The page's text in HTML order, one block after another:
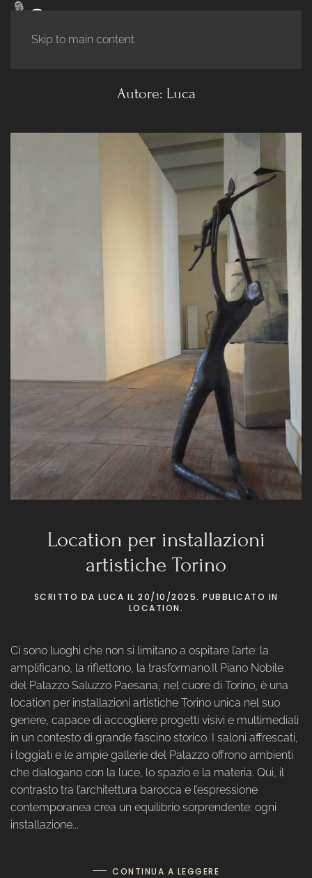
Skip to main content
Autore: Luca
Location per installazioni
artistiche Torino
SCRITTO DA LUCA IL 20/10/2025. PUBBLICATO IN
LOCATION.
Ci sono luoghi che non si limitano a ospitare l’arte: la
amplificano, la riflettono, la trasformano.Il Piano Nobile
del Palazzo Saluzzo Paesana, nel cuore di Torino, è una
location per installazioni artistiche Torino unica nel suo
genere, capace di accogliere progetti visivi e multimediali
in un contesto di grande fascino storico. I saloni affrescati,
i loggiati e le ampie gallerie del Palazzo offrono ambienti
che dialogano con la luce, lo spazio e la materia. Qui, il
contrasto tra l’architettura barocca e l’espressione
contemporanea crea un equilibrio sorprendente: ogni
installazione...
CONTINUA A LEGGERE